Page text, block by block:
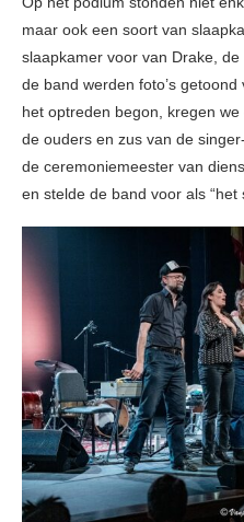
maar ook een soort van
slaapkamer voor van Drake,
de band werden foto’s
het optreden begon, kregen
de ouders en zus van de
de ceremoniemeester van
en stelde de band voor als “het